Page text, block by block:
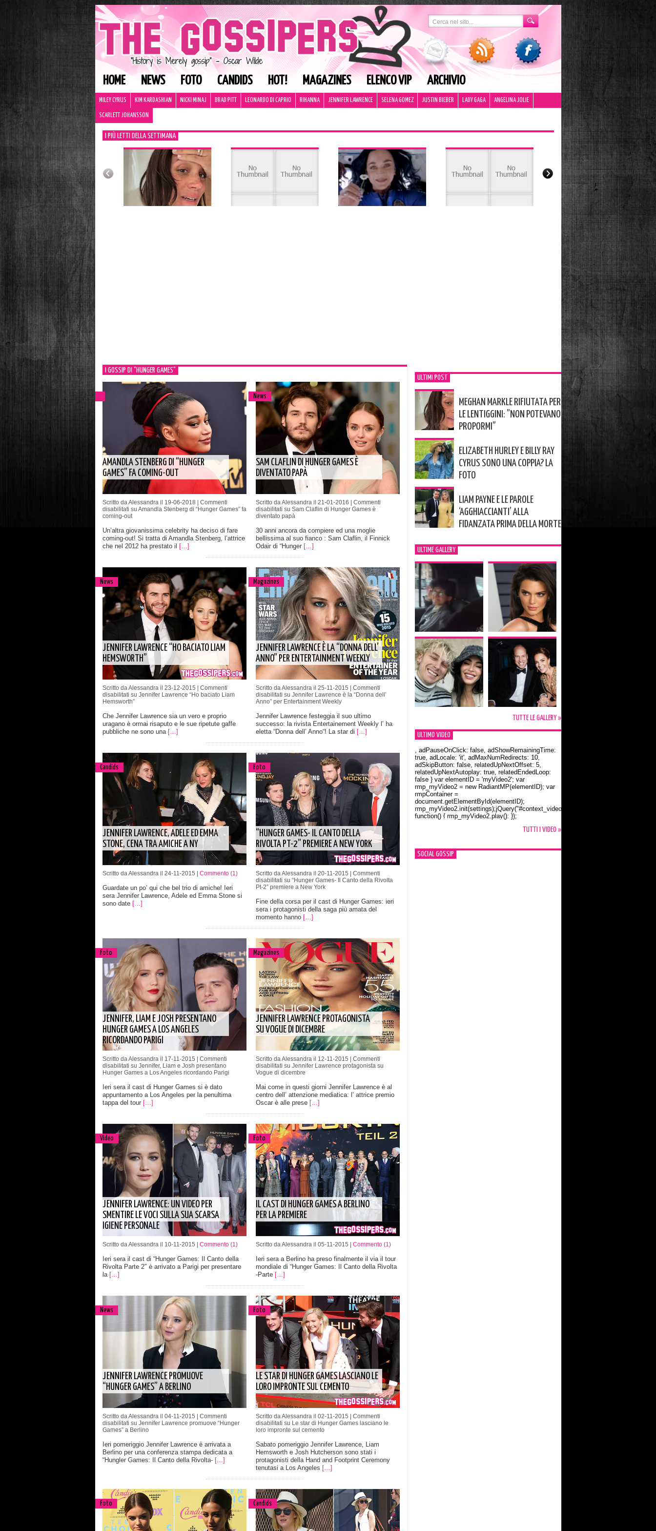
HOME NEWS FOTO CANDIDS HOT! MAGAZINES ELENCO VIP ARCHIVIO
MILEY CYRUS KIM KARDASHIAN NICKI MINAJ BRAD PITT LEONARDO DI CAPRIO RIHANNA JENNIFER LAWRENCE SELENA GOMEZ JUSTIN BIEBER LADY GAGA ANGELINA JOLIE
SCARLETT JOHANSSON
I PIÙ LETTI DELLA SETTIMANA
I GOSSIP DI "HUNGER GAMES"
AMANDLA STENBERG DI “HUNGER
GAMES” FA COMING-OUT
Scritto da Alessandra il 19-06-2018 | Commenti
disabilitati su Amandla Stenberg di “Hunger Games” fa
coming-out
Un’altra giovanissima celebrity ha deciso di fare
coming-out! Si tratta di Amandla Stenberg, l’attrice
che nel 2012 ha prestato il
[…]
News
SAM CLAFLIN DI HUNGER GAMES È
DIVENTATO PAPÀ
Scritto da Alessandra il 21-01-2016 | Commenti
disabilitati su Sam Claflin di Hunger Games è
diventato papà
30 anni ancora da compiere ed una moglie
bellissima al suo fianco : Sam Claflin, il Finnick
Odair di “Hunger […]
News
JENNIFER LAWRENCE “HO BACIATO LIAM
HEMSWORTH”
Scritto da Alessandra il 23-12-2015 | Commenti
disabilitati su Jennifer Lawrence “Ho baciato Liam
Hemsworth”
Che Jennifer Lawrence sia un vero e proprio
uragano è ormai risaputo e le sue ripetute gaffe
pubbliche ne sono una […]
Magazines
JENNIFER LAWRENCE È LA “DONNA DELL’
ANNO” PER ENTERTAINMENT WEEKLY
Scritto da Alessandra il 25-11-2015 | Commenti
disabilitati su Jennifer Lawrence è la “Donna dell’
Anno” per Entertainment Weekly
Jennifer Lawrence festeggia il suo ultimo
successo: la rivista Entertainement Weekly l’ ha
eletta “Donna dell’ Anno“! La star di […]
Candids
JENNIFER LAWRENCE, ADELE ED EMMA
STONE, CENA TRA AMICHE A NY
Scritto da Alessandra il 24-11-2015 | Commento (1)
Guardate un po’ qui che bel trio di amiche! Ieri
sera Jennifer Lawrence, Adele ed Emma Stone si
sono date […]
Foto
“HUNGER GAMES- IL CANTO DELLA
RIVOLTA PT-2” PREMIERE A NEW YORK
Scritto da Alessandra il 20-11-2015 | Commenti
disabilitati su “Hunger Games- Il Canto della Rivolta
Pt-2” premiere a New York
Fine della corsa per il cast di Hunger Games: ieri
sera i protagonisti della saga più amata del
momento hanno […]
Foto
JENNIFER, LIAM E JOSH PRESENTANO
HUNGER GAMES A LOS ANGELES
RICORDANDO PARIGI
Scritto da Alessandra il 17-11-2015 | Commenti
disabilitati su Jennifer, Liam e Josh presentano
Hunger Games a Los Angeles ricordando Parigi
Ieri sera il cast di Hunger Games si è dato
appuntamento a Los Angeles per la penultima
tappa del tour […]
Magazines
JENNIFER LAWRENCE PROTAGONISTA
SU VOGUE DI DICEMBRE
Scritto da Alessandra il 12-11-2015 | Commenti
disabilitati su Jennifer Lawrence protagonista su
Vogue di dicembre
Mai come in questi giorni Jennifer Lawrence è al
centro dell’ attenzione mediatica: l’ attrice premio
Oscar è alle prese […]
Video
JENNIFER LAWRENCE: UN VIDEO PER
SMENTIRE LE VOCI SULLA SUA SCARSA
IGIENE PERSONALE
Scritto da Alessandra il 10-11-2015 | Commento (1)
Ieri sera il cast di “Hunger Games: Il Canto della
Rivolta Parte 2″ è arrivato a Parigi per presentare
la […]
Foto
IL CAST DI HUNGER GAMES A BERLINO
PER LA PREMIERE
Scritto da Alessandra il 05-11-2015 | Commento (1)
Ieri sera a Berlino ha preso finalmente il via il tour
mondiale di “Hunger Games: Il Canto della Rivolta
-Parte […]
News
JENNIFER LAWRENCE PROMUOVE
“HUNGER GAMES” A BERLINO
Scritto da Alessandra il 04-11-2015 | Commenti
disabilitati su Jennifer Lawrence promuove “Hunger
Games” a Berlino
Ieri pomeriggio Jennifer Lawrence è arrivata a
Berlino per una conferenza stampa dedicata a
“Hungler Games: Il Canto della Rivolta- […]
Foto
LE STAR DI HUNGER GAMES LASCIANO LE
LORO IMPRONTE SUL CEMENTO
Scritto da Alessandra il 02-11-2015 | Commenti
disabilitati su Le star di Hunger Games lasciano le
loro impronte sul cemento
Sabato pomeriggio Jennifer Lawrence, Liam
Hemsworth e Josh Hutcherson sono stati i
protagonisti della Hand and Footprint Ceremony
tenutasi a Los Angeles […]
Foto Candids
ULTIMI POST
MEGHAN MARKLE RIFIUTATA PER
LE LENTIGGINI: ”NON POTEVANO
PROPORMI”
ELIZABETH HURLEY E BILLY RAY
CYRUS SONO UNA COPPIA? LA
FOTO
LIAM PAYNE E LE PAROLE
‘AGGHIACCIANTI’ ALLA
FIDANZATA PRIMA DELLA MORTE
ULTIME GALLERY
TUTTE LE GALLERY »
ULTIMO VIDEO
Orlando Bloom e la t-shirt dedicata a Flynn
, adPauseOnClick: false, adShowRemainingTime:
true, adLocale: 'it', adMaxNumRedirects: 10,
adSkipButton: false, relatedUpNextOffset: 5,
relatedUpNextAutoplay: true, relatedEndedLoop:
false } var elementID = 'myVideo2'; var
rmp_myVideo2 = new RadiantMP(elementID); var
rmpContainer =
document.getElementById(elementID);
rmp_myVideo2.init(settings);jQuery("#context_video2").one("mouseover",
function() { rmp_myVideo2.play(); });
TUTTI I VIDEO »
SOCIAL GOSSIP